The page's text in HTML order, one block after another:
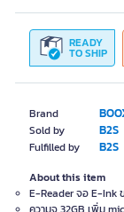
Brand
Sold by B2S
Fulfilled by B2S
READY
TO SHIP
About this item
E-Reader จอ E-Ink